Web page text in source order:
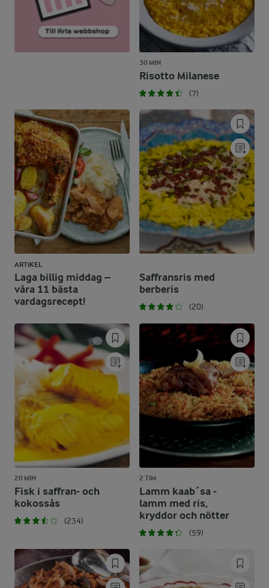
30 MIN
Risotto Milanese
(7)
ARTIKEL
Laga billig middag –
våra 11 bästa
vardagsrecept!
Saffransris med
berberis
(20)
20 MIN
Fisk i saffran- och
kokossås
(234)
2 TIM
Lamm kaab´sa -
lamm med ris,
kryddor och nötter
(59)